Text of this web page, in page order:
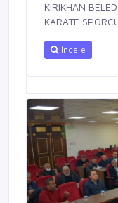
KIRIKHAN
KARATE
İncele